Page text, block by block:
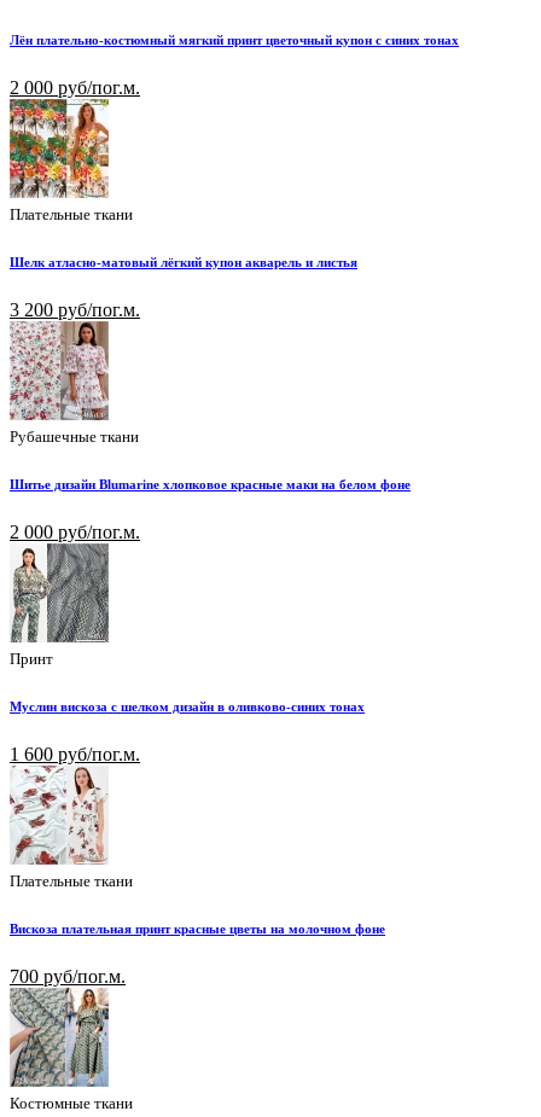
Лён плательно-костюмный мягкий принт цветочный купон с синих тонах
2 000 руб/пог.м.
Плательные ткани
Шелк атласно-матовый лёгкий купон акварель и листья
3 200 руб/пог.м.
Рубашечные ткани
Шитье дизайн Blumarine хлопковое красные маки на белом фоне
2 000 руб/пог.м.
Принт
Муслин вискоза с шелком дизайн в оливково-синих тонах
1 600 руб/пог.м.
Плательные ткани
Вискоза плательная принт красные цветы на молочном фоне
700 руб/пог.м.
Костюмные ткани